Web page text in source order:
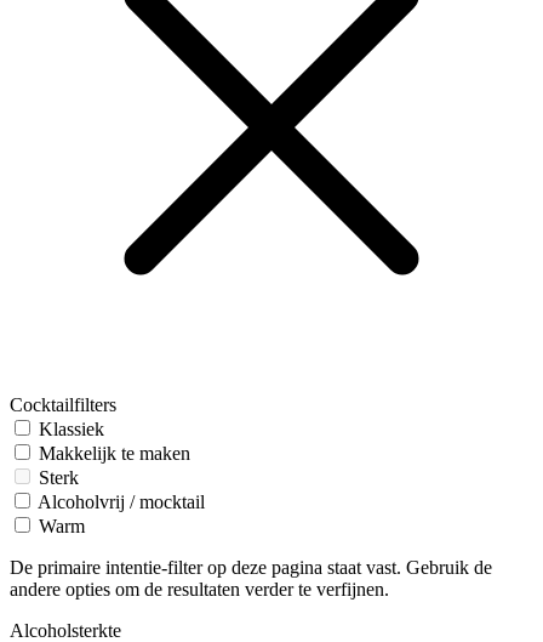
Cocktailfilters
Klassiek
Makkelijk te maken
Sterk
Alcoholvrij / mocktail
Warm
De primaire intentie-filter op deze pagina staat vast. Gebruik de
andere opties om de resultaten verder te verfijnen.
Alcoholsterkte